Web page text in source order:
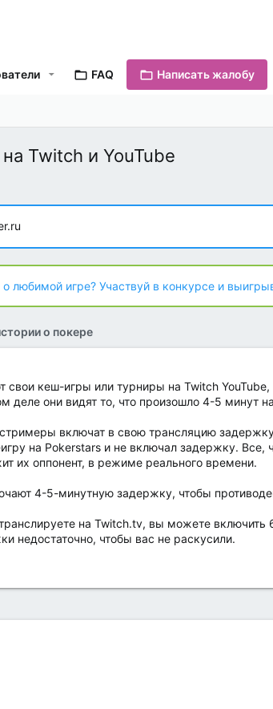
FAQ Написать жалобу
Twitch и YouTube
любимой игре? Участвуй в конкурсе и
о покере
свои кеш-игры или турниры на Twitch
деле они видят то, что произошло 4-5 минут
включат в свою трансляцию
на Pokerstars и не включал задержку.
их оппонент, в режиме реального времени.
4-5-минутную задержку, чтобы
на Twitch.tv, вы можете
недостаточно, чтобы вас не раскусили.